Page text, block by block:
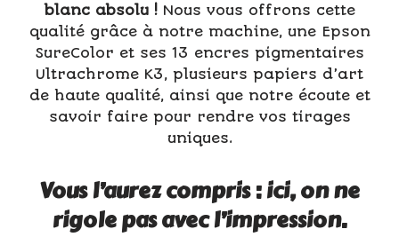
blanc absolu !Nous vous offrons cette
qualité grâce à notre machine, une Epson
SureColor et ses 13 encres pigmentaires
Ultrachrome K3, plusieurs papiers d’art
de haute qualité, ainsi que notre écoute et
savoir faire pour rendre vos tirages
uniques.
Vous l’aurez compris : ici, on ne
rigole pas avec l’impression.